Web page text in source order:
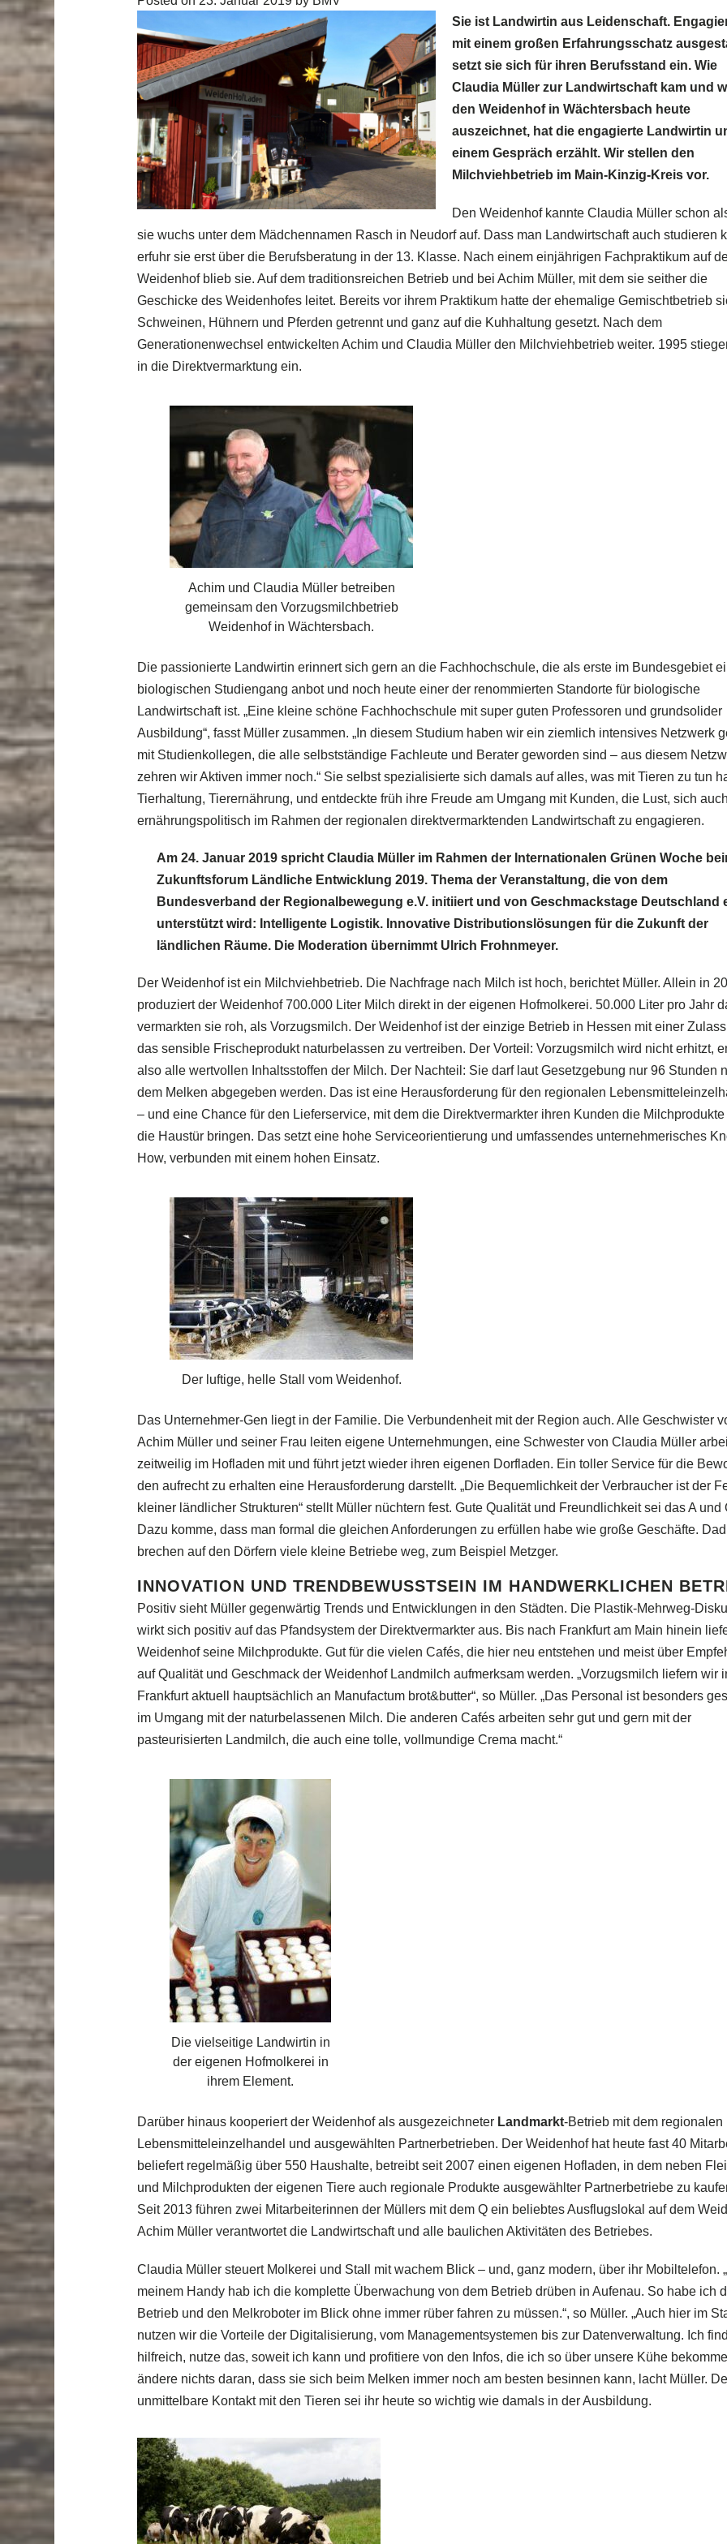
Sie ist Landwirtin aus Leidenschaft.
mit einem großen Erfahrungsschatz
setzt sie sich für ihren Berufsstand ein. Wie
Claudia Müller zur Landwirtschaft kam und
den Weidenhof in Wächtersbach heute
auszeichnet, hat die engagierte Landwirtin
einem Gespräch erzählt. Wir stellen den
Milchviehbetrieb im Main-Kinzig-Kreis vor.
Den Weidenhof kannte Claudia Müller schon
sie wuchs unter dem Mädchennamen Rasch in Neudorf auf. Dass man Landwirtschaft auch studieren
erfuhr sie erst über die Berufsberatung in der 13. Klasse. Nach einem einjährigen Fachpraktikum auf
Weidenhof blieb sie. Auf dem traditionsreichen Betrieb und bei Achim Müller, mit dem sie seither die
Geschicke des Weidenhofes leitet. Bereits vor ihrem Praktikum hatte der ehemalige Gemischtbetrieb
Schweinen, Hühnern und Pferden getrennt und ganz auf die Kuhhaltung gesetzt. Nach dem
Generationenwechsel entwickelten Achim und Claudia Müller den Milchviehbetrieb weiter. 1995
in die Direktvermarktung ein.
Achim und Claudia Müller betreiben
gemeinsam den Vorzugsmilchbetrieb
Weidenhof in Wächtersbach.
Die passionierte Landwirtin erinnert sich gern an die Fachhochschule, die als erste im Bundesgebiet
biologischen Studiengang anbot und noch heute einer der renommierten Standorte für biologische
Landwirtschaft ist. „Eine kleine schöne Fachhochschule mit super guten Professoren und grundsolider
Ausbildung“, fasst Müller zusammen. „In diesem Studium haben wir ein ziemlich intensives Netzwerk
mit Studienkollegen, die alle selbstständige Fachleute und Berater geworden sind – aus diesem
zehren wir Aktiven immer noch.“ Sie selbst spezialisierte sich damals auf alles, was mit Tieren zu tun
Tierhaltung, Tierernährung, und entdeckte früh ihre Freude am Umgang mit Kunden, die Lust, sich
ernährungspolitisch im Rahmen der regionalen direktvermarktenden Landwirtschaft zu engagieren.
Am 24. Januar 2019 spricht Claudia Müller im Rahmen der Internationalen Grünen Woche
Zukunftsforum Ländliche Entwicklung 2019. Thema der Veranstaltung, die von dem
Bundesverband der Regionalbewegung e.V. initiiert und von Geschmackstage Deutschland
unterstützt wird: Intelligente Logistik. Innovative Distributionslösungen für die Zukunft der
ländlichen Räume. Die Moderation übernimmt Ulrich Frohnmeyer.
Der Weidenhof ist ein Milchviehbetrieb. Die Nachfrage nach Milch ist hoch, berichtet Müller. Allein in
produziert der Weidenhof 700.000 Liter Milch direkt in der eigenen Hofmolkerei. 50.000 Liter pro Jahr
vermarkten sie roh, als Vorzugsmilch. Der Weidenhof ist der einzige Betrieb in Hessen mit einer
das sensible Frischeprodukt naturbelassen zu vertreiben. Der Vorteil: Vorzugsmilch wird nicht erhitzt,
also alle wertvollen Inhaltsstoffen der Milch. Der Nachteil: Sie darf laut Gesetzgebung nur 96 Stunden
dem Melken abgegeben werden. Das ist eine Herausforderung für den regionalen
– und eine Chance für den Lieferservice, mit dem die Direktvermarkter ihren Kunden die
die Haustür bringen. Das setzt eine hohe Serviceorientierung und umfassendes unternehmerisches
How, verbunden mit einem hohen Einsatz.
Der luftige, helle Stall vom Weidenhof.
Das Unternehmer-Gen liegt in der Familie. Die Verbundenheit mit der Region auch. Alle Geschwister
Achim Müller und seiner Frau leiten eigene Unternehmungen, eine Schwester von Claudia Müller
zeitweilig im Hofladen mit und führt jetzt wieder ihren eigenen Dorfladen. Ein toller Service für die
den aufrecht zu erhalten eine Herausforderung darstellt. „Die Bequemlichkeit der Verbraucher ist der
kleiner ländlicher Strukturen“ stellt Müller nüchtern fest. Gute Qualität und Freundlichkeit sei das A und
Dazu komme, dass man formal die gleichen Anforderungen zu erfüllen habe wie große Geschäfte.
brechen auf den Dörfern viele kleine Betriebe weg, zum Beispiel Metzger.
INNOVATION UND TRENDBEWUSSTSEIN IM HANDWERKLICHEN
Positiv sieht Müller gegenwärtig Trends und Entwicklungen in den Städten. Die Plastik-Mehrweg-
wirkt sich positiv auf das Pfandsystem der Direktvermarkter aus. Bis nach Frankfurt am Main hinein
Weidenhof seine Milchprodukte. Gut für die vielen Cafés, die hier neu entstehen und meist über
auf Qualität und Geschmack der Weidenhof Landmilch aufmerksam werden. „Vorzugsmilch liefern wir
Frankfurt aktuell hauptsächlich an Manufactum brot&butter“, so Müller. „Das Personal ist besonders
im Umgang mit der naturbelassenen Milch. Die anderen Cafés arbeiten sehr gut und gern mit der
pasteurisierten Landmilch, die auch eine tolle, vollmundige Crema macht.“
Die vielseitige Landwirtin in
der eigenen Hofmolkerei in
ihrem Element.
Darüber hinaus kooperiert der Weidenhof als ausgezeichneter Landmarkt-Betrieb mit dem regionalen
Lebensmitteleinzelhandel und ausgewählten Partnerbetrieben. Der Weidenhof hat heute fast 40
beliefert regelmäßig über 550 Haushalte, betreibt seit 2007 einen eigenen Hofladen, in dem neben
und Milchprodukten der eigenen Tiere auch regionale Produkte ausgewählter Partnerbetriebe zu
Seit 2013 führen zwei Mitarbeiterinnen der Müllers mit dem Q ein beliebtes Ausflugslokal auf dem
Achim Müller verantwortet die Landwirtschaft und alle baulichen Aktivitäten des Betriebes.
Claudia Müller steuert Molkerei und Stall mit wachem Blick – und, ganz modern, über ihr Mobiltelefon.
meinem Handy hab ich die komplette Überwachung von dem Betrieb drüben in Aufenau. So habe ich
Betrieb und den Melkroboter im Blick ohne immer rüber fahren zu müssen.“, so Müller. „Auch hier im
nutzen wir die Vorteile der Digitalisierung, vom Managementsystemen bis zur Datenverwaltung. Ich
hilfreich, nutze das, soweit ich kann und profitiere von den Infos, die ich so über unsere Kühe
ändere nichts daran, dass sie sich beim Melken immer noch am besten besinnen kann, lacht Müller.
unmittelbare Kontakt mit den Tieren sei ihr heute so wichtig wie damals in der Ausbildung.